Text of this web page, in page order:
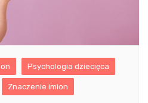
Psychologia dziecięca
Znaczenie imion